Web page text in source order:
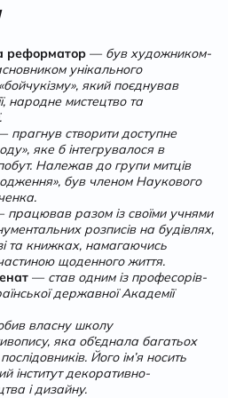
реформатор — був художником-
унікального
який поєднував
народне мистецтво та
прагнув створити доступне
яке б інтегрувалося в
Належав до групи митців
був членом Наукового
працював разом із своїми учнями
розписів на будівлях,
та книжках, намагаючись
щоденного життя.
— став одним із професорів-
державної Академії
власну школу
яка об’єднала багатьох
Його ім’я носить
інститут декоративно-
і дизайну.